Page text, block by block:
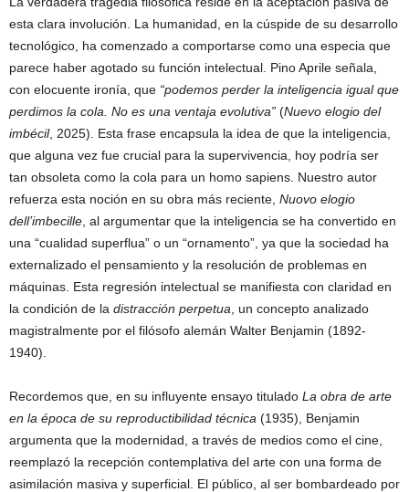
esta clara involución. La humanidad, en la cúspide de su desarrollo
tecnológico, ha comenzado a comportarse como una especia que
parece haber agotado su función intelectual. Pino Aprile señala,
con elocuente ironía, que “podemos perder la inteligencia igual que
perdimos la cola. No es una ventaja evolutiva” (Nuevo elogio del
imbécil, 2025). Esta frase encapsula la idea de que la inteligencia,
que alguna vez fue crucial para la supervivencia, hoy podría ser
tan obsoleta como la cola para un homo sapiens. Nuestro autor
refuerza esta noción en su obra más reciente, Nuovo elogio
dell’imbecille , al argumentar que la inteligencia se ha convertido en
una “cualidad superflua” o un “ornamento”, ya que la sociedad ha
externalizado el pensamiento y la resolución de problemas en
máquinas. Esta regresión intelectual se manifiesta con claridad en
la condición de la distracción perpetua , un concepto analizado
magistralmente por el filósofo alemán Walter Benjamin (1892-
1940).
Recordemos que, en su influyente ensayo titulado La obra de arte
en la época de su reproductibilidad técnica (1935), Benjamin
argumenta que la modernidad, a través de medios como el cine,
reemplazó la recepción contemplativa del arte con una forma de
asimilación masiva y superficial. El público, al ser bombardeado por